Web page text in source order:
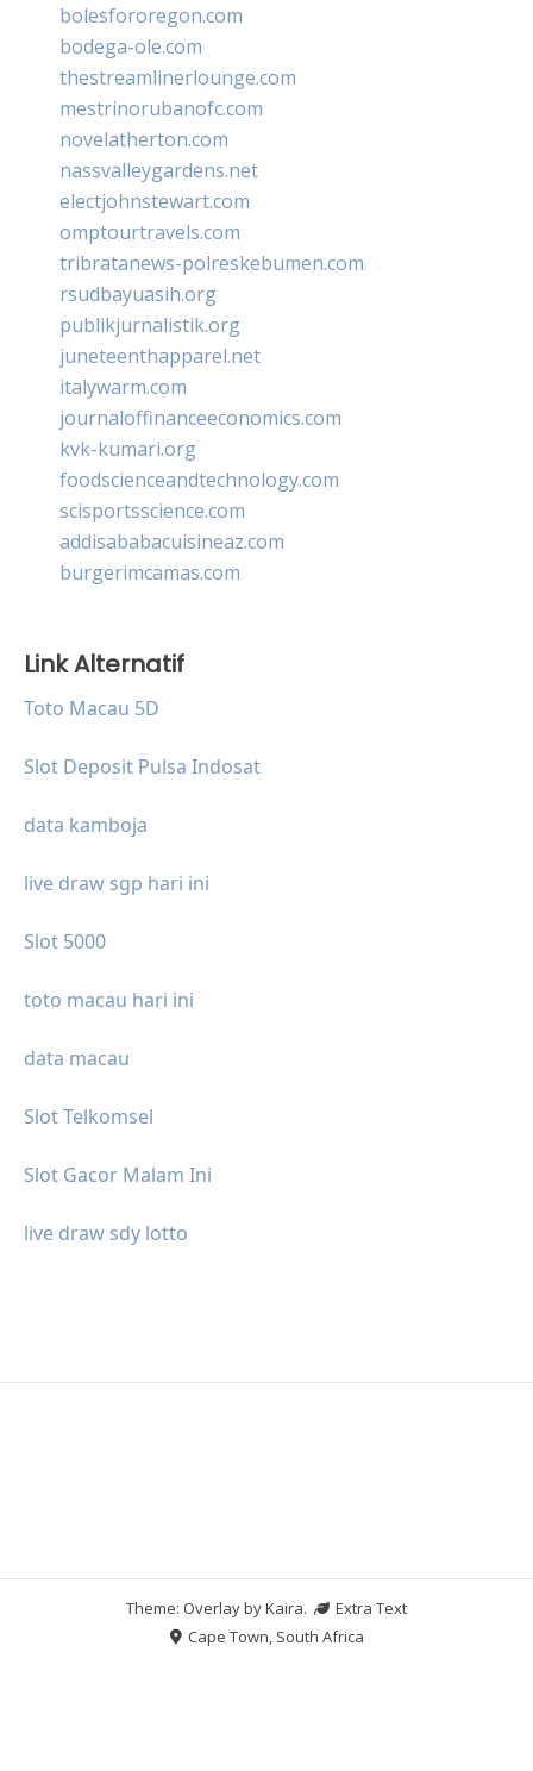
bolesfororegon.com
bodega-ole.com
thestreamlinerlounge.com
mestrinorubanofc.com
novelatherton.com
nassvalleygardens.net
electjohnstewart.com
omptourtravels.com
tribratanews-polreskebumen.com
rsudbayuasih.org
publikjurnalistik.org
juneteenthapparel.net
italywarm.com
journaloffinanceeconomics.com
kvk-kumari.org
foodscienceandtechnology.com
scisportsscience.com
addisababacuisineaz.com
burgerimcamas.com
Link Alternatif
Toto Macau 5D
Slot Deposit Pulsa Indosat
data kamboja
live draw sgp hari ini
Slot 5000
toto macau hari ini
data macau
Slot Telkomsel
Slot Gacor Malam Ini
live draw sdy lotto
Theme: Overlay byKaira.
Extra Text
Cape Town, South Africa